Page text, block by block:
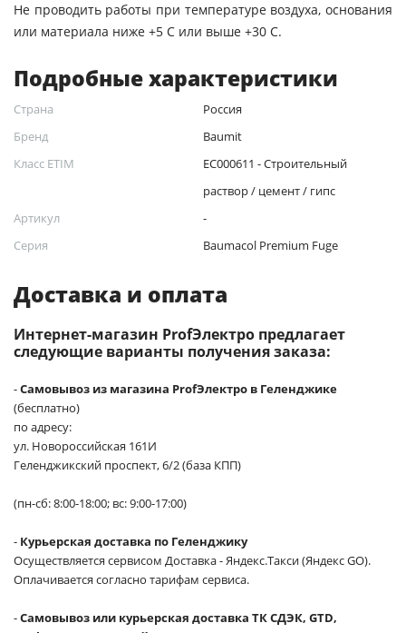
Не проводить работы при температуре воздуха, основания
или материала ниже +5 С или выше +30 С.
Подробные характеристики
Страна
Россия
Бренд
Baumit
Класс ETIM
EC000611 - Строительный
раствор / цемент / гипс
Артикул
-
Серия
Baumacol Premium Fuge
Доставка и оплата
Интернет-магазин ProfЭлектро предлагает
следующие варианты получения заказа:
-Самовывоз из магазина ProfЭлектро в Геленджике
(бесплатно)
по адресу:
ул. Новороссийская 161И
Геленджикский проспект, 6/2 (база КПП)
(пн-сб: 8:00-18:00; вс: 9:00-17:00)
- Курьерская доставка по Геленджику
Осуществляется сервисом Доставка - Яндекс.Такси (Яндекс GO).
Оплачивается согласно тарифам сервиса.
-Самовывоз или курьерская доставка ТК СДЭК, GTD,